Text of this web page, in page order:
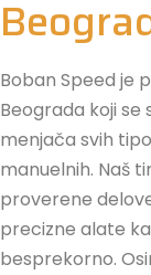
Boban Speed je
Beograda koji se
menjača svih
manuelnih. Naš
proverene
precizne alate
besprekorno.